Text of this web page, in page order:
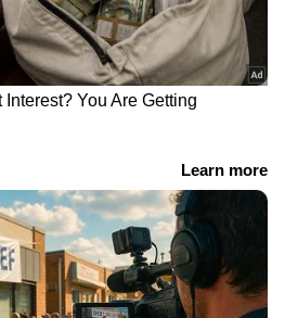
വാഹനം
ഗോപി വീണ്ടും